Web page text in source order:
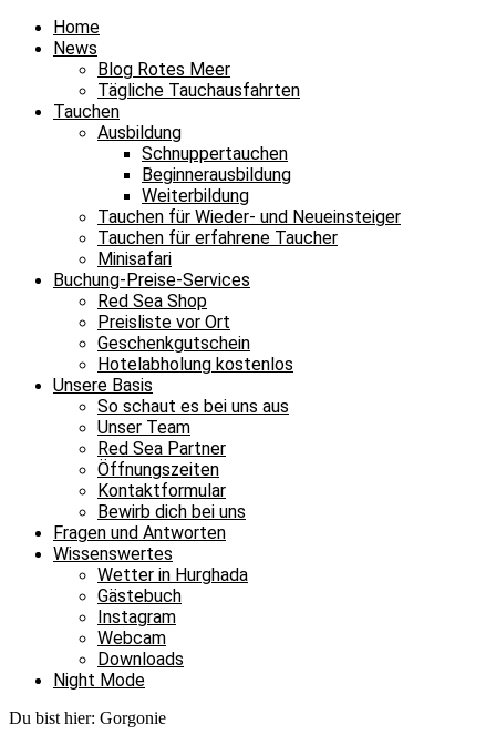
Home
News
Blog Rotes Meer
Tägliche Tauchausfahrten
Tauchen
Ausbildung
Schnuppertauchen
Beginnerausbildung
Weiterbildung
Tauchen für Wieder- und Neueinsteiger
Tauchen für erfahrene Taucher
Minisafari
Buchung-Preise-Services
Red Sea Shop
Preisliste vor Ort
Geschenkgutschein
Hotelabholung kostenlos
Unsere Basis
So schaut es bei uns aus
Unser Team
Red Sea Partner
Öffnungszeiten
Kontaktformular
Bewirb dich bei uns
Fragen und Antworten
Wissenswertes
Wetter in Hurghada
Gästebuch
Instagram
Webcam
Downloads
Night Mode
Du bist hier: Gorgonie